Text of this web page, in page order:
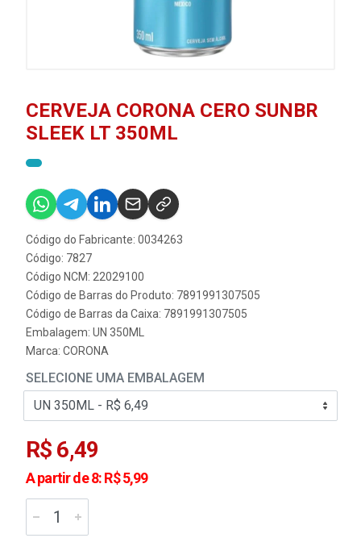
CERVEJA CORONA CERO SUNBR
SLEEK LT 350ML
Código do Fabricante: 0034263
Código: 7827
Código NCM: 22029100
Código de Barras do Produto: 7891991307505
Código de Barras da Caixa: 7891991307505
Embalagem: UN 350ML
Marca: CORONA
SELECIONE UMA EMBALAGEM
R$ 6,49
A partir de 8: R$ 5,99